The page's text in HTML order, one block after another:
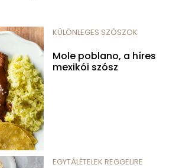
KÜLÖNLEGES SZÓSZOK
Mole poblano, a híres
mexikói szósz
EGYTÁLÉTELEK REGGELIRE